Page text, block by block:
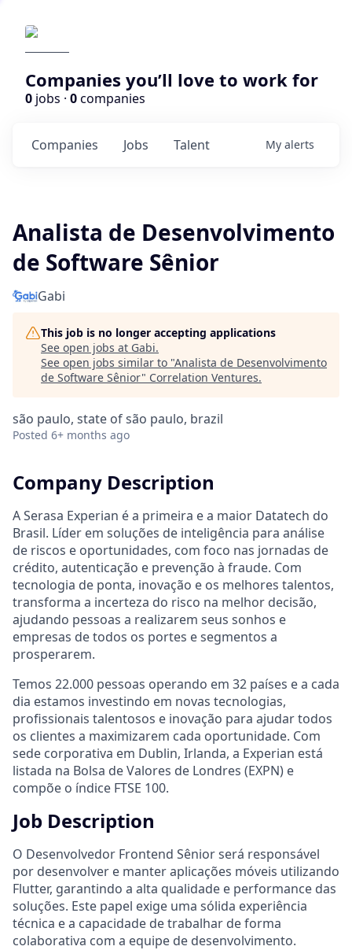
Companies you’ll love to work for
0 jobs · 0companies
Jobs
Companies Talent My alerts
Analista de Desenvolvimento
de Software Sênior
Gabi
This job is no longer accepting applications
See open jobs at Gabi.
See open jobs similar to "Analista de Desenvolvimento
de Software Sênior" Correlation Ventures.
são paulo, state of são paulo, brazil
Posted 6+ months ago
Company Description
A Serasa Experian é a primeira e a maior Datatech do
Brasil. Líder em soluções de inteligência para análise
de riscos e oportunidades, com foco nas jornadas de
crédito, autenticação e prevenção à fraude. Com
tecnologia de ponta, inovação e os melhores talentos,
transforma a incerteza do risco na melhor decisão,
ajudando pessoas a realizarem seus sonhos e
empresas de todos os portes e segmentos a
prosperarem.
Temos 22.000 pessoas operando em 32 países e a cada
dia estamos investindo em novas tecnologias,
profissionais talentosos e inovação para ajudar todos
os clientes a maximizarem cada oportunidade. Com
sede corporativa em Dublin, Irlanda, a Experian está
listada na Bolsa de Valores de Londres (EXPN) e
compõe o índice FTSE 100.
Job Description
O Desenvolvedor Frontend Sênior será responsável
por desenvolver e manter aplicações móveis utilizando
Flutter, garantindo a alta qualidade e performance das
soluções. Este papel exige uma sólida experiência
técnica e a capacidade de trabalhar de forma
colaborativa com a equipe de desenvolvimento.